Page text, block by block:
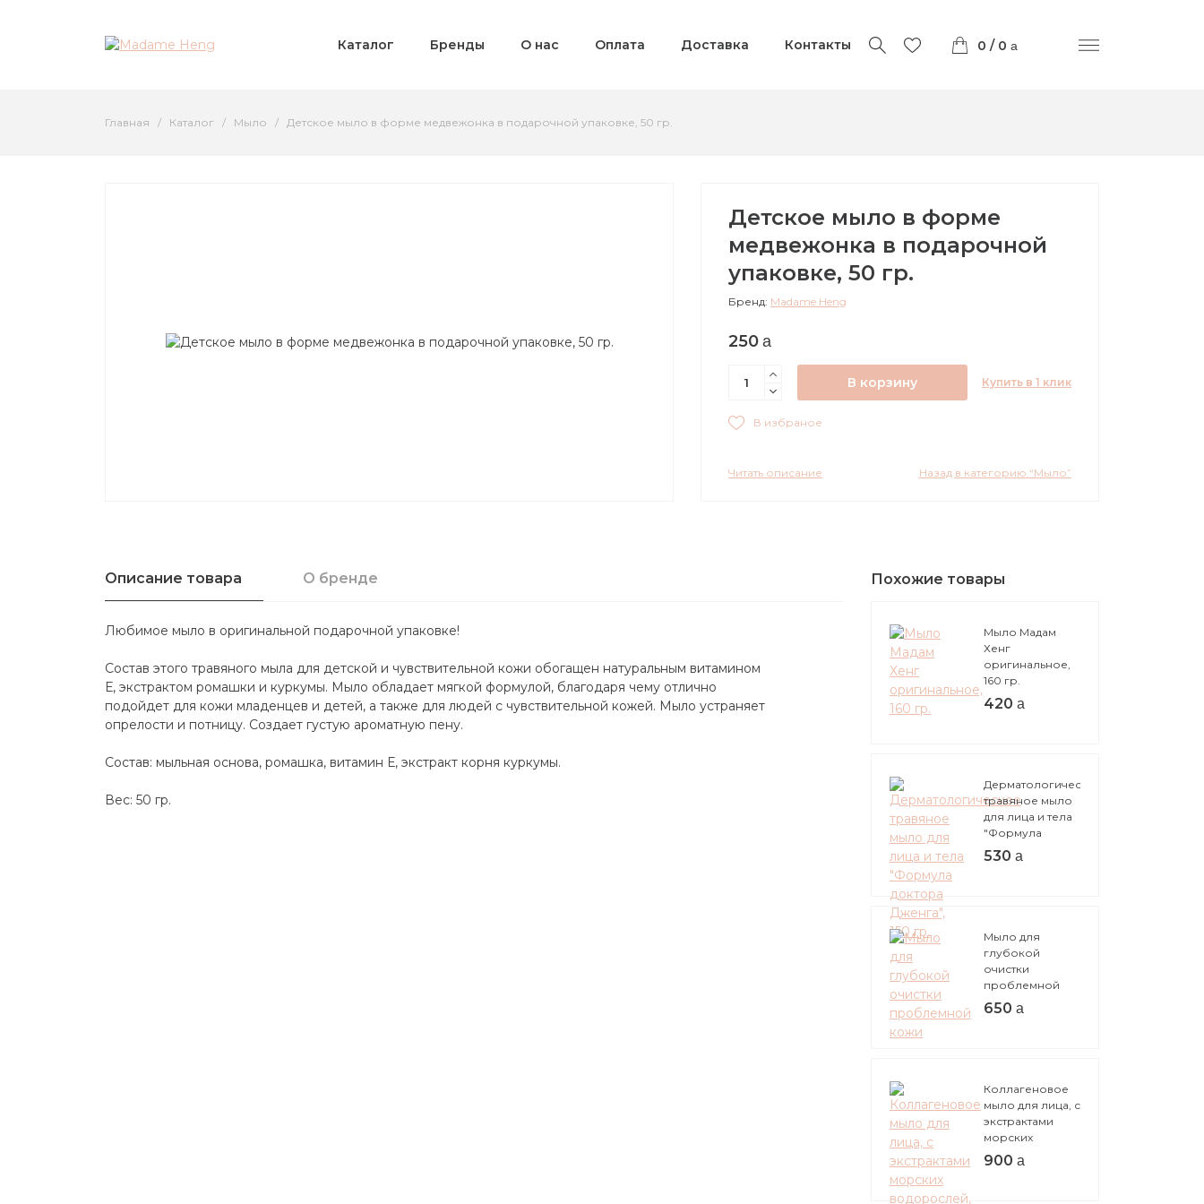
Каталог Бренды О нас Оплата Доставка Контакты 0 / 0
Главная Каталог Мыло Детское мыло в форме медвежонка в подарочной упаковке, 50 гр.
Детское мыло в форме
медвежонка в подарочной
упаковке, 50 гр.
Бренд: Madame Heng
250
В корзину Купить в 1 клик
В избраное
Читать описание Назад в категорию “Мыло”
Описание товара О бренде
Любимое мыло в оригинальной подарочной упаковке!
Состав этого травяного мыла для детской и чувствительной кожи обогащен натуральным витамином
Е, экстрактом ромашки и куркумы. Мыло обладает мягкой формулой, благодаря чему отлично
подойдет для кожи младенцев и детей, а также для людей с чувствительной кожей. Мыло устраняет
опрелости и потницу. Создает густую ароматную пену.
Состав: мыльная основа, ромашка, витамин Е, экстракт корня куркумы.
Вес: 50 гр.
Похожие товары
Мыло Мадам
Хенг
оригинальное,
160 гр.
420
Дерматологическое
травяное мыло
для лица и тела
"Формула
доктора
Дженга", 150 гр.
530
Мыло для
глубокой
очистки
проблемной
кожи
650
Коллагеновое
мыло для лица, с
экстрактами
морских
водорослей, 80
гр.
900